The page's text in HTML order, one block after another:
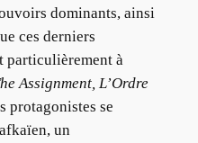
dominants, ainsi
ces derniers
particulièrement à
Assignment, L’Ordre
protagonistes se
un